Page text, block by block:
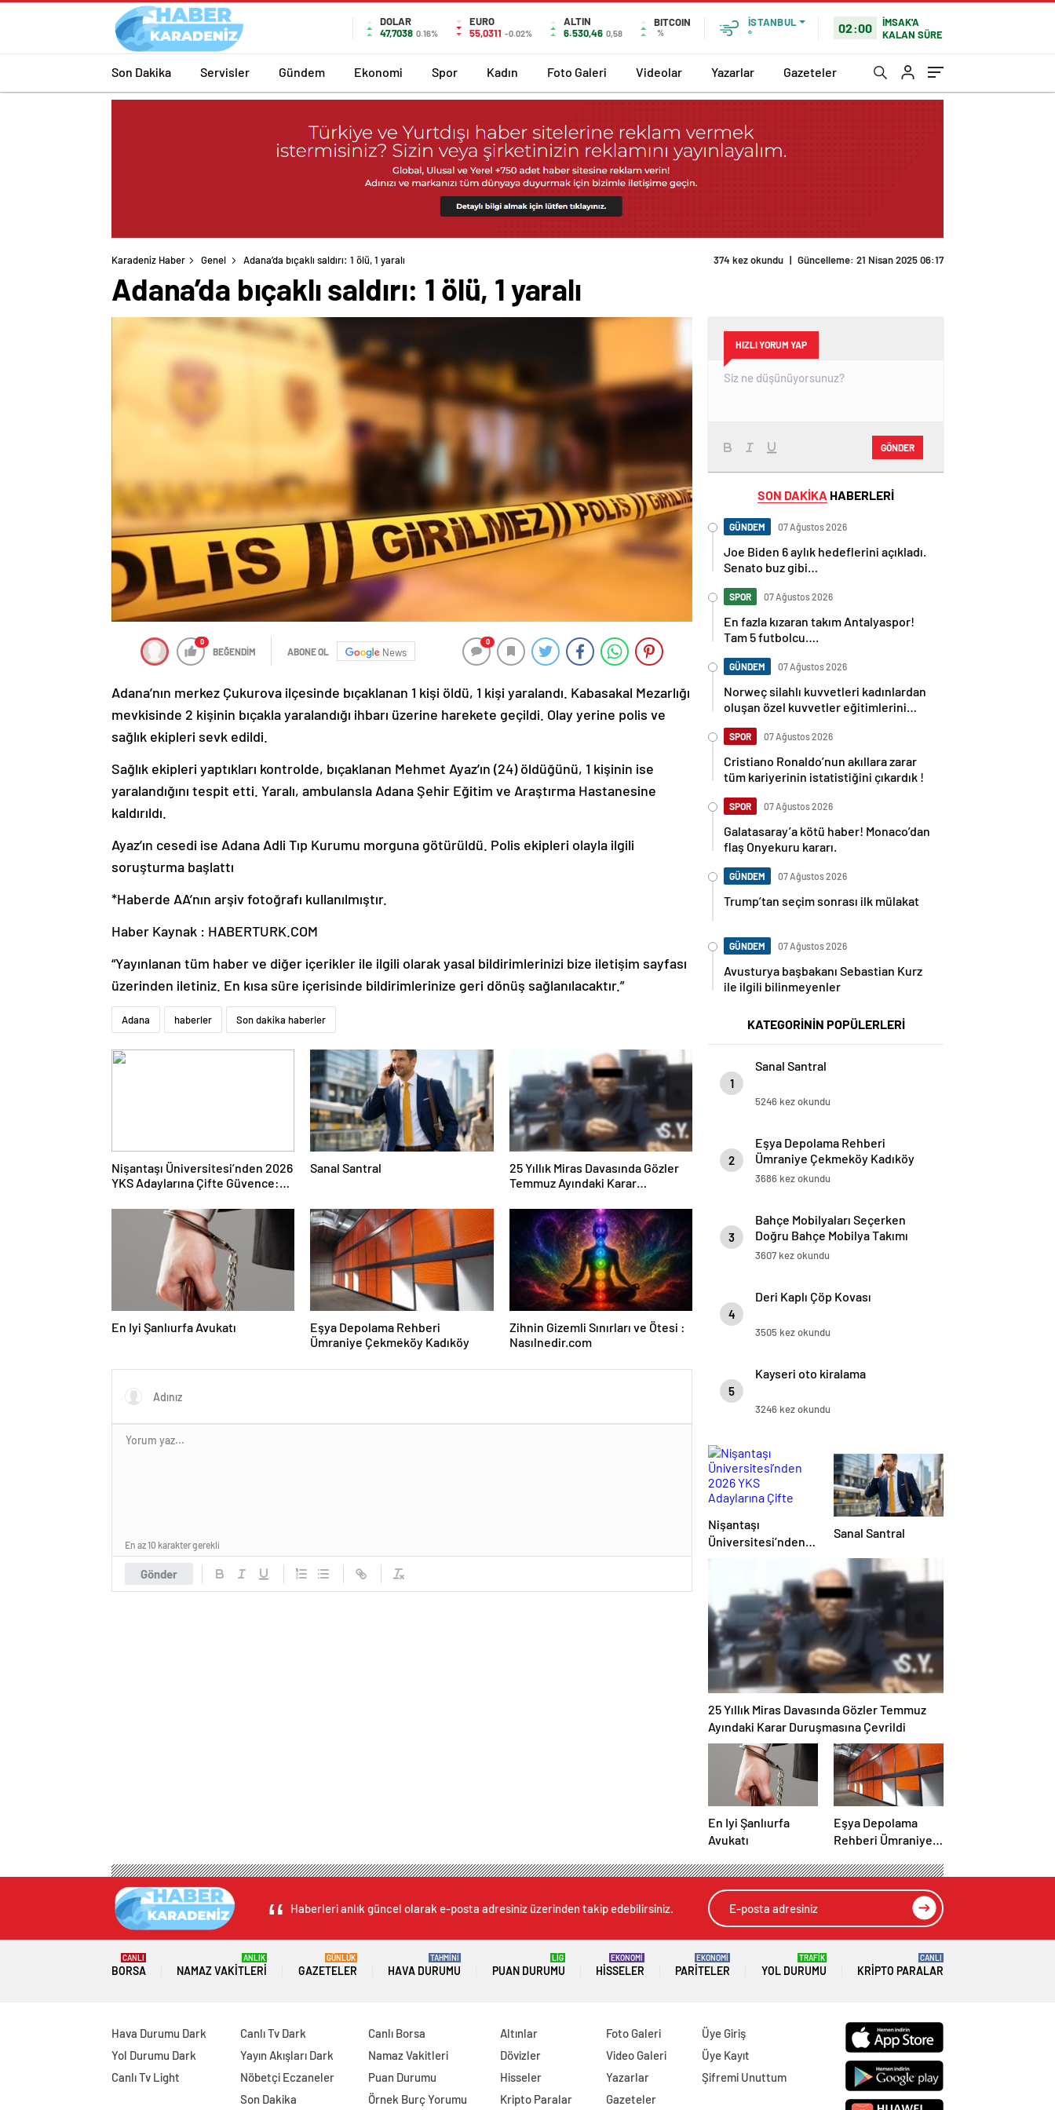
DOLAR
47,7038 0.16%
EURO
55,0311 -0.02%
ALTIN
6.530,46 0,58
BITCOIN
%
İSTANBUL
°
02:00
İMSAK'A
KALAN SÜRE
Son Dakika Servisler Gündem Ekonomi Spor Kadın Foto Galeri Videolar Yazarlar Gazeteler
Karadeniz Haber Genel Adana’da bıçaklı saldırı: 1 ölü, 1 yaralı 374 kez okundu | Güncelleme: 21 Nisan 2025 06:17
Adana’da bıçaklı saldırı: 1 ölü, 1 yaralı
0
BEĞENDİM ABONE OL News
0
Adana’nın merkez Çukurova ilçesinde bıçaklanan 1 kişi öldü, 1 kişi yaralandı. Kabasakal Mezarlığı
mevkisinde 2 kişinin bıçakla yaralandığı ihbarı üzerine harekete geçildi. Olay yerine polis ve
sağlık ekipleri sevk edildi.
Sağlık ekipleri yaptıkları kontrolde, bıçaklanan Mehmet Ayaz’ın (24) öldüğünü, 1 kişinin ise
yaralandığını tespit etti. Yaralı, ambulansla Adana Şehir Eğitim ve Araştırma Hastanesine
kaldırıldı.
Ayaz’ın cesedi ise Adana Adli Tıp Kurumu morguna götürüldü. Polis ekipleri olayla ilgili
soruşturma başlattı
*Haberde AA’nın arşiv fotoğrafı kullanılmıştır.
Haber Kaynak : HABERTURK.COM
“Yayınlanan tüm haber ve diğer içerikler ile ilgili olarak yasal bildirimlerinizi bize iletişim sayfası
üzerinden iletiniz. En kısa süre içerisinde bildirimlerinize geri dönüş sağlanılacaktır.”
Adana haberler Son dakika haberler
Nişantaşı Üniversitesi’nden 2026
YKS Adaylarına Çifte Güvence:
Sanal Santral
25 Yıllık Miras Davasında Gözler
Temmuz Ayındaki Karar
En Iyi Şanlıurfa Avukatı
Eşya Depolama Rehberi
Ümraniye Çekmeköy Kadıköy
Zihnin Gizemli Sınırları ve Ötesi :
Nasılnedir.com
Gönder
En az 10 karakter gerekli
HIZLI YORUM YAP
GÖNDER
SON DAKİKA HABERLERİ
GÜNDEM 07 Ağustos 2026
Joe Biden 6 aylık hedeflerini açıkladı.
Senato buz gibi…
SPOR 07 Ağustos 2026
En fazla kızaran takım Antalyaspor!
Tam 5 futbolcu….
GÜNDEM 07 Ağustos 2026
Norweç silahlı kuvvetleri kadınlardan
oluşan özel kuvvetler eğitimlerini
SPOR 07 Ağustos 2026
Cristiano Ronaldo’nun akıllara zarar
tüm kariyerinin istatistiğini çıkardık !
SPOR 07 Ağustos 2026
Galatasaray’a kötü haber! Monaco’dan
flaş Onyekuru kararı.
GÜNDEM 07 Ağustos 2026
Trump’tan seçim sonrası ilk mülakat
GÜNDEM 07 Ağustos 2026
Avusturya başbakanı Sebastian Kurz
ile ilgili bilinmeyenler
KATEGORİNİN POPÜLERLERİ
1
Sanal Santral
5246 kez okundu
2
Eşya Depolama Rehberi
Ümraniye Çekmeköy Kadıköy
3686 kez okundu
3
Bahçe Mobilyaları Seçerken
Doğru Bahçe Mobilya Takımı
Nasıl Seçilir
3607 kez okundu
4
Deri Kaplı Çöp Kovası
3505 kez okundu
5
Kayseri oto kiralama
3246 kez okundu
Nişantaşı
Üniversitesi’nden
2026 YKS
Adaylarına Çifte
Güvence: Sabit
Ücret ve Kesintisiz
Burs
Sanal Santral
25 Yıllık Miras Davasında Gözler Temmuz
Ayındaki Karar Duruşmasına Çevrildi
En Iyi Şanlıurfa
Avukatı
Eşya Depolama
Rehberi Ümraniye
Haberleri anlık güncel olarak e-posta adresiniz üzerinden takip edebilirsiniz.
BORSA
CANLI
NAMAZ VAKITLERI
ANLIK
GAZETELER
GÜNLÜK
HAVA DURUMU
TAHMİNİ
PUAN DURUMU
LİG
HISSELER
EKONOMİ
PARITELER
EKONOMİ
YOL DURUMU
TRAFİK
KRIPTO PARALAR
CANLI
Hava Durumu Dark
Yol Durumu Dark
Canlı Tv Light
Canlı Tv Dark
Yayın Akışları Dark
Nöbetçi Eczaneler
Son Dakika
Canlı Borsa
Namaz Vakitleri
Puan Durumu
Örnek Burç Yorumu
Altınlar
Dövizler
Hisseler
Kripto Paralar
Foto Galeri
Video Galeri
Yazarlar
Gazeteler
Üye Giriş
Üye Kayıt
Şifremi Unuttum